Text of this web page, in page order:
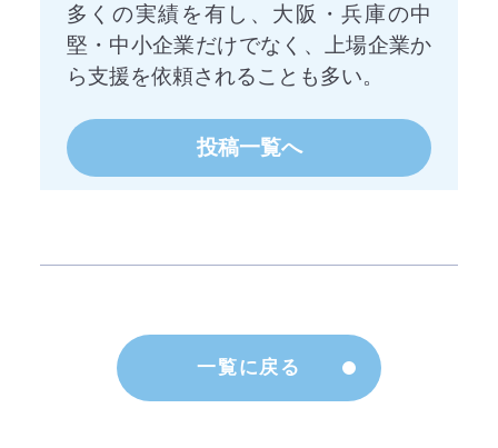
多くの実績を有し、大阪・兵庫の中
堅・中小企業だけでなく、上場企業か
ら支援を依頼されることも多い。
投稿一覧へ
一覧に戻る